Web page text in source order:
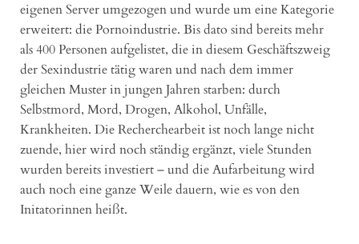
eigenen Server umgezogen und wurde um eine Kategorie
erweitert: die Pornoindustrie. Bis dato sind bereits mehr
als 400 Personen aufgelistet, die in diesem Geschäftszweig
der Sexindustrie tätig waren und nach dem immer
gleichen Muster in jungen Jahren starben: durch
Selbstmord, Mord, Drogen, Alkohol, Unfälle,
Krankheiten. Die Recherchearbeit ist noch lange nicht
zuende, hier wird noch ständig ergänzt, viele Stunden
wurden bereits investiert – und die Aufarbeitung wird
auch noch eine ganze Weile dauern, wie es von den
Initatorinnen heißt.